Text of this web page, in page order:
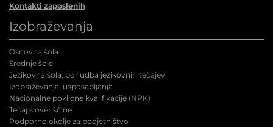
Kontakti zaposlenih
Izobraževanja
Osnovna šola
Srednje šole
Jezikovna šola, ponudba jezikovnih tečajev
Izobraževanja, usposabljanja
Nacionalne poklicne kvalifikacije (NPK)
Tečaj slovenščine
Podporno okolje za podjetništvo